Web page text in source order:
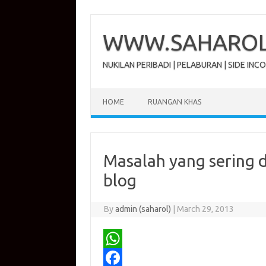
content
NUKILAN PERIBADI | PELABURAN | SIDE
HOME RUANGAN KHAS
Masalah yang sering
blog
Byadmin (saharol) March 29, 2013
W